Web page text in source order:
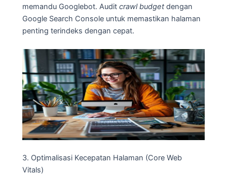
memandu Googlebot. Audit crawl budgetdengan
Google Search Console untuk memastikan halaman
penting terindeks dengan cepat.
3. Optimalisasi Kecepatan Halaman (Core Web
Vitals)